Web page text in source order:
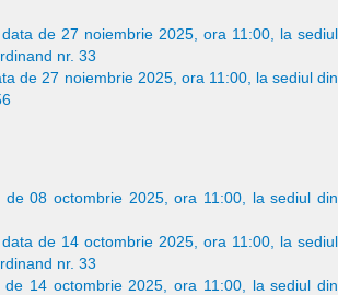
de 27 noiembrie 2025, ora 11:00, la sediul
nr. 33
de 27 noiembrie 2025, ora 11:00, la sediul din
08 octombrie 2025, ora 11:00, la sediul din
de 14 octombrie 2025, ora 11:00, la sediul
nr. 33
14 octombrie 2025, ora 11:00, la sediul din